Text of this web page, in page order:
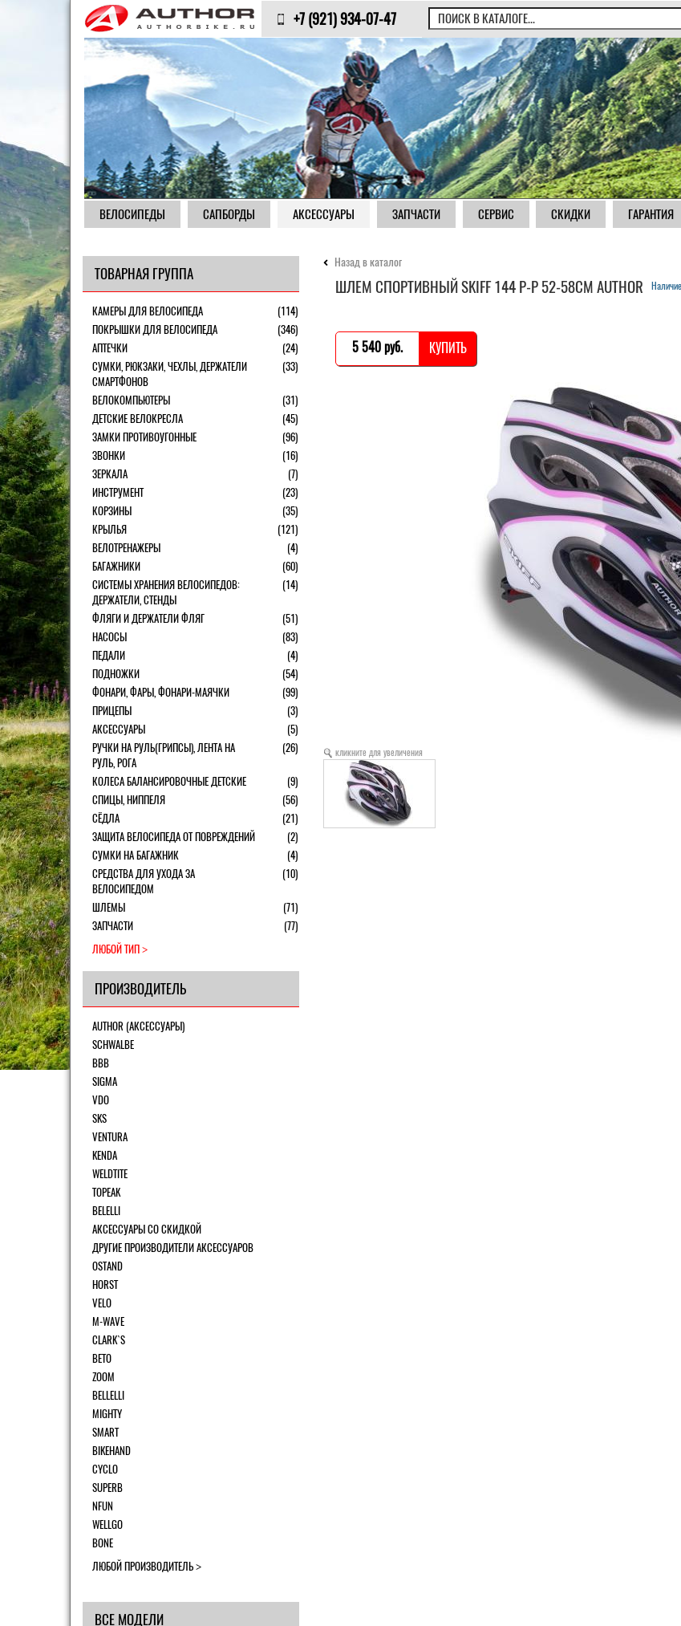
+7 (921) 934-07-47
ВЕЛОСИПЕДЫ САПБОРДЫ АКСЕССУАРЫ ЗАПЧАСТИ СЕРВИС СКИДКИ ГАРАНТИЯ
Назад в каталог
ШЛЕМ СПОРТИВНЫЙ SKIFF 144 Р-Р 52-58СМ AUTHOR
5 540 pуб. КУПИТЬ
кликните для увеличения
ТОВАРНАЯ ГРУППА
КАМЕРЫ ДЛЯ ВЕЛОСИПЕДА
(114)
ПОКРЫШКИ ДЛЯ ВЕЛОСИПЕДА
(346)
АПТЕЧКИ
(24)
СУМКИ, РЮКЗАКИ, ЧЕХЛЫ, ДЕРЖАТЕЛИ
СМАРТФОНОВ
(33)
ВЕЛОКОМПЬЮТЕРЫ
(31)
ДЕТСКИЕ ВЕЛОКРЕСЛА
(45)
ЗАМКИ ПРОТИВОУГОННЫЕ
(96)
ЗВОНКИ
(16)
ЗЕРКАЛА
(7)
ИНСТРУМЕНТ
(23)
КОРЗИНЫ
(35)
КРЫЛЬЯ
(121)
ВЕЛОТРЕНАЖЕРЫ
(4)
БАГАЖНИКИ
(60)
СИСТЕМЫ ХРАНЕНИЯ ВЕЛОСИПЕДОВ:
ДЕРЖАТЕЛИ, СТЕНДЫ
(14)
ФЛЯГИ И ДЕРЖАТЕЛИ ФЛЯГ
(51)
НАСОСЫ
(83)
ПЕДАЛИ
(4)
ПОДНОЖКИ
(54)
ФОНАРИ, ФАРЫ, ФОНАРИ-МАЯЧКИ
(99)
ПРИЦЕПЫ
(3)
АКСЕССУАРЫ
(5)
РУЧКИ НА РУЛЬ(ГРИПСЫ), ЛЕНТА НА
РУЛЬ, РОГА
(26)
КОЛЕСА БАЛАНСИРОВОЧНЫЕ ДЕТСКИЕ
(9)
СПИЦЫ, НИППЕЛЯ
(56)
СЁДЛА
(21)
ЗАЩИТА ВЕЛОСИПЕДА ОТ ПОВРЕЖДЕНИЙ
(2)
СУМКИ НА БАГАЖНИК
(4)
СРЕДСТВА ДЛЯ УХОДА ЗА
ВЕЛОСИПЕДОМ
(10)
ШЛЕМЫ
(71)
ЗАПЧАСТИ
(77)
ЛЮБОЙ ТИП
ПРОИЗВОДИТЕЛЬ
AUTHOR (АКСЕССУАРЫ)
SCHWALBE
BBB
SIGMA
VDO
SKS
VENTURA
KENDA
WELDTITE
TOPEAK
BELELLI
АКСЕССУАРЫ СО СКИДКОЙ
ДРУГИЕ ПРОИЗВОДИТЕЛИ АКСЕССУАРОВ
OSTAND
HORST
VELO
M-WAVE
CLARK`S
BETO
ZOOM
BELLELLI
MIGHTY
SMART
BIKEHAND
CYCLO
SUPERB
NFUN
WELLGO
BONE
ЛЮБОЙ ПРОИЗВОДИТЕЛЬ
ВСЕ МОДЕЛИ